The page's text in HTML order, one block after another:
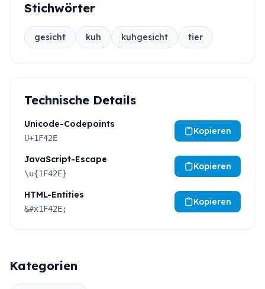
Stichwörter
gesicht kuh kuhgesicht tier
Technische Details
Unicode-Codepoints
U+1F42E
Kopieren
JavaScript-Escape
\u{1F42E}
Kopieren
HTML-Entities
&#x1F42E;
Kopieren
Kategorien